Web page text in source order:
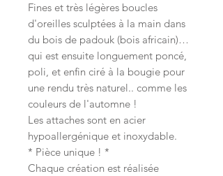
Fines et très légères boucles
d'oreilles sculptées à la main dans
du bois de padouk (bois africain)…
qui est ensuite longuement poncé,
poli, et enfin ciré à la bougie pour
une rendu très naturel.. comme les
couleurs de l'automne !
Les attaches sont en acier
hypoallergénique et inoxydable.
* Pièce unique ! *
Chaque création est réalisée